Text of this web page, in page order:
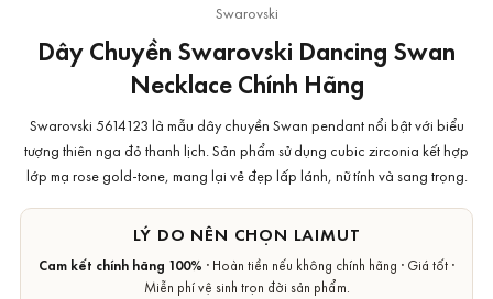
Swarovski
Dây Chuyền Swarovski Dancing Swan
Necklace Chính Hãng
Swarovski 5614123 là mẫu dây chuyền Swan pendant nổi bật với biểu
tượng thiên nga đỏ thanh lịch. Sản phẩm sử dụng cubic zirconia kết hợp
lớp mạ rose gold-tone, mang lại vẻ đẹp lấp lánh, nữ tính và sang trọng.
LÝ DO NÊN CHỌN LAIMUT
Cam kết chính hãng 100% · Hoàn tiền nếu không chính hãng · Giá tốt ·
Miễn phí vệ sinh trọn đời sản phẩm.